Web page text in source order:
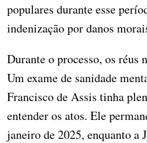
populares durante esse
indenização por danos
Durante o processo, os réus
Um exame de sanidade
Francisco de Assis tinha
entender os atos. Ele
janeiro de 2025, enquanto a